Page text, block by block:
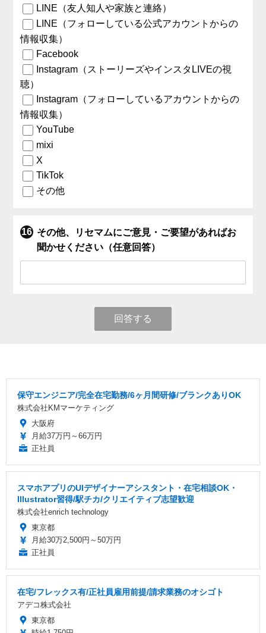
LINE（友人知人や家族と連絡）
LINE（フォローしている公式アカウントからの
情報収集）
Facebook
Instagram（ストーリーズやインスタLIVEの視
聴）
Instagram（フォローしているアカウントからの
情報収集）
YouTube
mixi
X
TikTok
その他
その他、リセマムにご意見・ご要望があればお
聞かせください（任意回答）
回答する
保守エンジニア/完全在宅勤務/6ヶ月間研修/ブランクありOK
株式会社KMマーケティング
大阪府
月給37万円～66万円
正社員
スマホアプリのUIデザイナーアシスタント・在宅相談OK・
Illustrator習得/駅チカ/クリエイティブ志望歓迎
株式会社enrich technology
東京都
月給30万2,500円～50万円
正社員
在宅/フレックス有/正社員雇用前提/請求業務のオシゴト
アデコ株式会社
東京都